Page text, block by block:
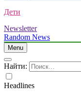
Дети
Newsletter
Random News
Menu
Найти:
Headlines